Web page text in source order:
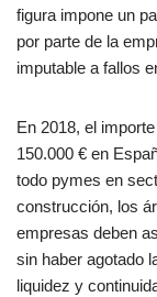
figura impone un
por parte de la
imputable a fallos
En 2018, el
150.000 € en
todo pymes en
construcción, los
empresas deben
sin haber agotado
liquidez y